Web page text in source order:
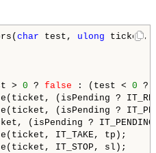
char test, ulong ticket,
> 0 ? false : (test < 0 ?
(isPending ?
(isPending ?
? IT_PENDING
IT_TAKE, tp);
IT_STOP, sl);